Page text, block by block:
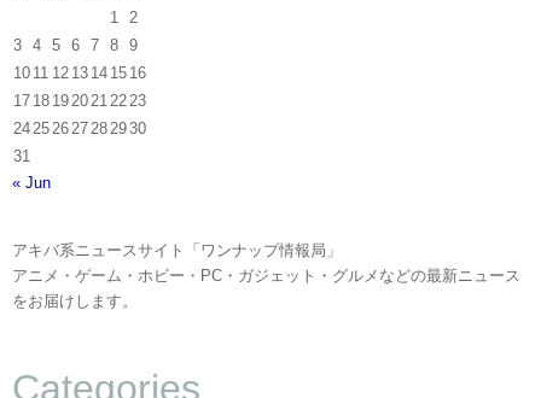
1
2
3
4 5 6 7 8
9
10 11 12 13 14 15 16
17 18 19 20 21 22 23
24 25 26 27 28 2930
31
« Jun
アキバ系ニュースサイト「ワンナップ情報局」
アニメ・ゲーム・ホビー・PC・ガジェット・グルメなどの最新ニュース
をお届けします。
Categories